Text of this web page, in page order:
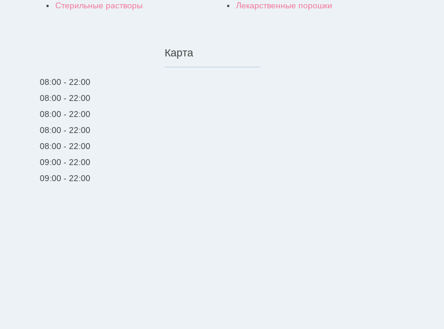
Стерильные растворы
Лекарственные порошки
08:00
22:00
08:00
22:00
08:00
22:00
08:00
22:00
08:00
22:00
09:00
22:00
09:00 22:00
Карта